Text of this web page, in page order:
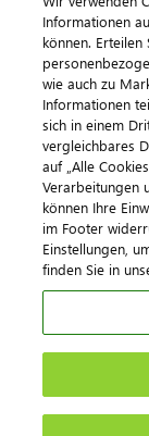
Informationen
können.
wie auch zu
Informationen
sich in einem
vergleichbares
auf „Alle
Verarbeitungen
können Ihre
im Footer
Einstellungen,
finden Sie in